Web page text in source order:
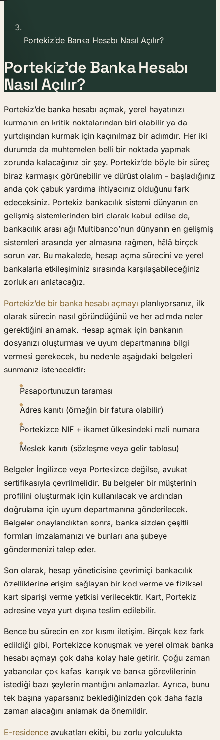
Portekiz’de Banka Hesabı Nasıl Açılır?
Portekiz’de Banka Hesabı
Nasıl Açılır?
Portekiz’de banka hesabı açmak, yerel hayatınızı
kurmanın en kritik noktalarından biri olabilir ya da
yurtdışından kurmak için kaçınılmaz bir adımdır. Her iki
durumda da muhtemelen belli bir noktada yapmak
zorunda kalacağınız bir şey. Portekiz’de böyle bir süreç
biraz karmaşık görünebilir ve dürüst olalım – başladığınız
anda çok çabuk yardıma ihtiyacınız olduğunu fark
edeceksiniz. Portekiz bankacılık sistemi dünyanın en
gelişmiş sistemlerinden biri olarak kabul edilse de,
bankacılık arası ağı Multibanco’nun dünyanın en gelişmiş
sistemleri arasında yer almasına rağmen, hâlâ birçok
sorun var. Bu makalede, hesap açma sürecini ve yerel
bankalarla etkileşiminiz sırasında karşılaşabileceğiniz
zorlukları anlatacağız.
Portekiz’de bir banka hesabı açmayı planlıyorsanız, ilk
olarak sürecin nasıl göründüğünü ve her adımda neler
gerektiğini anlamak. Hesap açmak için bankanın
dosyanızı oluşturması ve uyum departmanına bilgi
vermesi gerekecek, bu nedenle aşağıdaki belgeleri
sunmanız istenecektir:
Pasaportunuzun taraması
Adres kanıtı (örneğin bir fatura olabilir)
Portekizce NIF + ikamet ülkesindeki mali numara
Meslek kanıtı (sözleşme veya gelir tablosu)
Belgeler İngilizce veya Portekizce değilse, avukat
sertifikasıyla çevrilmelidir. Bu belgeler bir müşterinin
profilini oluşturmak için kullanılacak ve ardından
doğrulama için uyum departmanına gönderilecek.
Belgeler onaylandıktan sonra, banka sizden çeşitli
formları imzalamanızı ve bunları ana şubeye
göndermenizi talep eder.
Son olarak, hesap yöneticisine çevrimiçi bankacılık
özelliklerine erişim sağlayan bir kod verme ve fiziksel
kart siparişi verme yetkisi verilecektir. Kart, Portekiz
adresine veya yurt dışına teslim edilebilir.
Bence bu sürecin en zor kısmı iletişim. Birçok kez fark
edildiği gibi, Portekizce konuşmak ve yerel olmak banka
hesabı açmayı çok daha kolay hale getirir. Çoğu zaman
yabancılar çok kafası karışık ve banka görevlilerinin
istediği bazı şeylerin mantığını anlamazlar. Ayrıca, bunu
tek başına yaparsanız beklediğinizden çok daha fazla
zaman alacağını anlamak da önemlidir.
E-residence avukatları ekibi, bu zorlu yolculukta